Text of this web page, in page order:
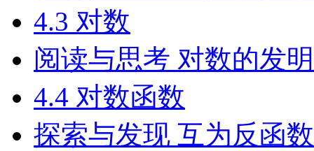
4.3 对数
阅读与思考 对数的发明
4.4 对数函数
探索与发现 互为反函